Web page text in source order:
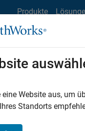
Produkte
FILTER:
eine Website aus, um
Standorts